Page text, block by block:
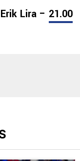
Lira – 21.00